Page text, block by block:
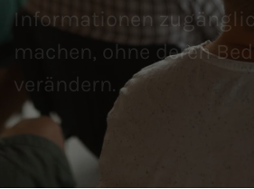
Informationen
machen, ohne deren
verändern.